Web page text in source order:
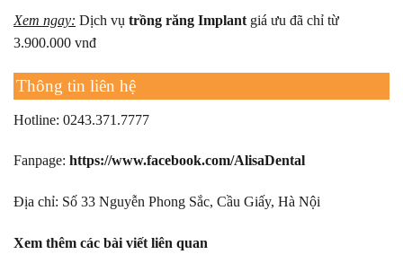
Xem ngay: Dịch vụ trồng răng Implant giá ưu đã chỉ từ
3.900.000 vnđ
Thông tin liên hệ
Hotline: 0243.371.7777
Fanpage: https://www.facebook.com/AlisaDental
Địa chỉ: Số 33 Nguyễn Phong Sắc, Cầu Giấy, Hà Nội
Xem thêm các bài viết liên quan